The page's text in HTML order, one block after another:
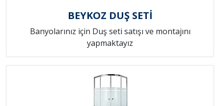
BEYKOZ DUŞ SETİ
Banyolarınız için Duş seti satışı ve montajını
yapmaktayız